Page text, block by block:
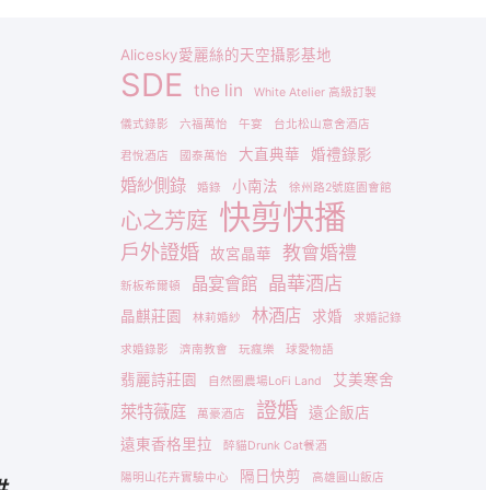
Alicesky愛麗絲的天空攝影基地
SDE the lin White Atelier 高級訂製
儀式錄影 六福萬怡 午宴 台北松山意舍酒店
君悅酒店 國泰萬怡 大直典華 婚禮錄影
婚紗側錄 婚錄 小南法 徐州路2號庭園會館
心之芳庭 快剪快播
戶外證婚 故宮晶華 教會婚禮
新板希爾頓 晶宴會館 晶華酒店
晶麒莊園 林莉婚紗 林酒店 求婚 求婚記錄
求婚錄影 濟南教會 玩瘋樂 球愛物語
翡麗詩莊園 自然圈農場LoFi Land 艾美寒舍
萊特薇庭 萬豪酒店 證婚
遠企飯店
遠東香格里拉
醉貓Drunk Cat餐酒
陽明山花卉實驗中心 隔日快剪 高雄圓山飯店